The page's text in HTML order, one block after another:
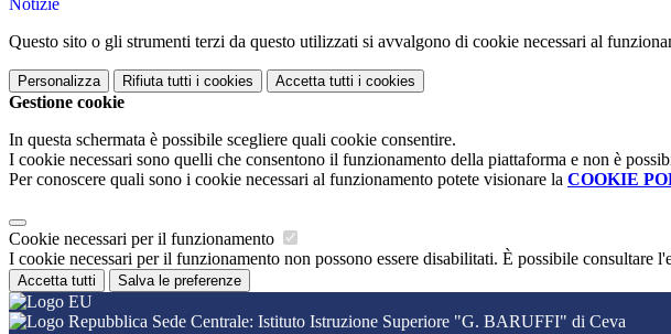
Notizie
Questo sito o gli strumenti terzi da questo utilizzati si avvalgono di cookie necessari al
Personalizza Rifiuta tutti i cookies Accetta tutti i cookies
Gestione cookie
In questa schermata è possibile scegliere quali cookie consentire.
I cookie necessari sono quelli che consentono il funzionamento della piattaforma e non è
Per conoscere quali sono i cookie necessari al funzionamento potete visionare la COOKIE
Cookie necessari per il funzionamento
I cookie necessari per il funzionamento non possono essere disabilitati. È possibile consultare
Accetta tutti Salva le preferenze
Sede Centrale: Istituto Istruzione Superiore "G. BARUFFI" di Ceva